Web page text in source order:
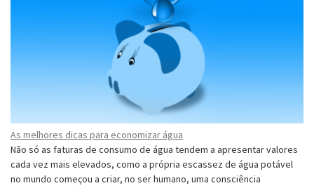
As melhores dicas para economizar água
Não só as faturas de consumo de água tendem a apresentar valores
cada vez mais elevados, como a própria escassez de água potável
no mundo começou a criar, no ser humano, uma consciência